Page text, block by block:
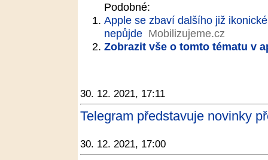
Podobné:
Apple se zbaví dalšího již
nepůjde Mobilizujeme.cz
Zobrazit vše o tomto tématu v
30. 12. 2021, 17:11
Telegram představuje novinky
30. 12. 2021, 17:00